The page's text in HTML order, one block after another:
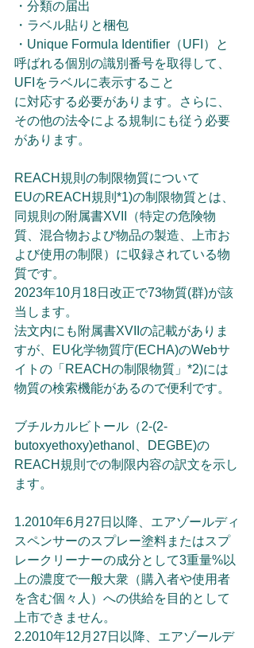
・分類の届出
・ラベル貼りと梱包
・Unique Formula Identifier（UFI）と
呼ばれる個別の識別番号を取得して、
UFIをラベルに表示すること
に対応する必要があります。さらに、
その他の法令による規制にも従う必要
があります。
REACH規則の制限物質について
EUのREACH規則*1)の制限物質とは、
同規則の附属書XVII（特定の危険物
質、混合物および物品の製造、上市お
よび使用の制限）に収録されている物
質です。
2023年10月18日改正で73物質(群)が該
当します。
法文内にも附属書XVIIの記載がありま
すが、EU化学物質庁(ECHA)のWebサ
イトの「REACHの制限物質」*2)には
物質の検索機能があるので便利です。
ブチルカルビトール（2-(2-
butoxyethoxy)ethanol、DEGBE)の
REACH規則での制限内容の訳文を示し
ます。
1.2010年6月27日以降、エアゾールディ
スペンサーのスプレー塗料またはスプ
レークリーナーの成分として3重量%以
上の濃度で一般大衆（購入者や使用者
を含む個々人）への供給を目的として
上市できません。
2.2010年12月27日以降、エアゾールデ